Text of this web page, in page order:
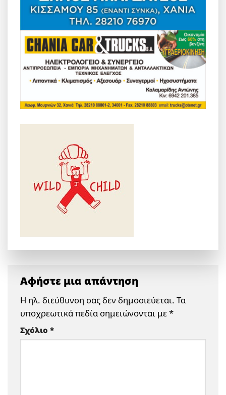
Αφήστε μια απάντηση
Η ηλ. διεύθυνση σας δεν δημοσιεύεται. Τα
υποχρεωτικά πεδία σημειώνονται με*
Σχόλιο *